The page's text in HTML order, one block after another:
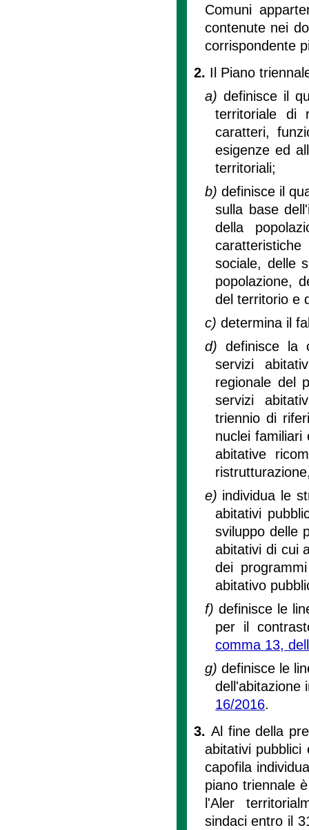
Comuni
contenute nei
corrispondente
2. Il Piano
a) definisce il
territoriale di
caratteri,
esigenze ed
territoriali;
b) definisce il
sulla base
della
sociale, delle
popolazione,
del territorio e
c) determina il
d) definisce la
servizi
regionale del
servizi
triennio di
nuclei familiari
abitative
e) individua le
abitativi
sviluppo delle
abitativi di cui
dei
abitativo
f) definisce le
per il
comma 13,
g) definisce le
dell'abitazione
16/2016.
3. Al fine della
abitativi pubblici
capofila
piano triennale
l'Aler
sindaci entro il